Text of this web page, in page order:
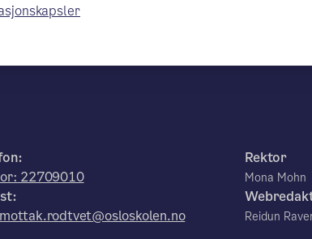
22709010
Rektor
Mona Mohn
Reidun